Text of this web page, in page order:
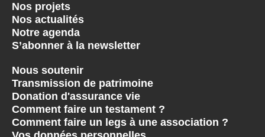
Nos projets
Nos actualités
Notre agenda
S’abonner à la newsletter
Nous soutenir
Transmission de patrimoine
Donation d'assurance vie
Comment faire un testament ?
Comment faire un legs à une association ?